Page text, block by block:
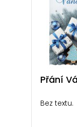
Přání
Bez textu.